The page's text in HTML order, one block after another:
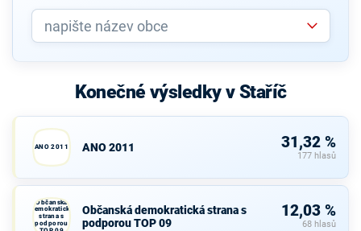
Konečné výsledky v Staříč
ANO 2011 ANO 2011 31,32 %
177 hlasů
Občanská
demokratická
strana s
podporou
Občanská demokratická strana s
podporou TOP 09
12,03 %
68 hlasů